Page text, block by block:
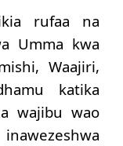
rufaa na
Umma kwa
Waajiri,
katika
wajibu wao